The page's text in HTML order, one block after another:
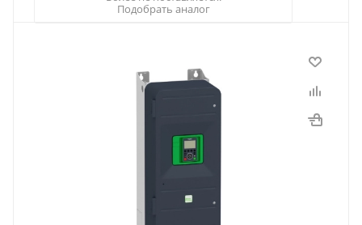
Подобрать аналог